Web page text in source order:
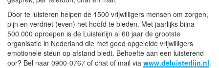
Door te luisteren helpen de 1500 vrijwilligers mensen om zorgen,
pijn en verdriet (even) het hoofd te bieden. Met jaarlijks bijna
500.000 oproepen is de Luisterlijn al 60 jaar de grootste
organisatie in Nederland die met goed opgeleide vrijwilligers
emotionele steun op afstand biedt. Behoefte aan een luisterend
oor? Bel naar 0900-0767 of chat of mail via www.deluisterlijn.nl.